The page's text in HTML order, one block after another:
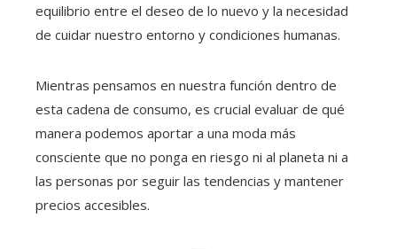
equilibrio entre el deseo de lo nuevo y la necesidad
de cuidar nuestro entorno y condiciones humanas.
Mientras pensamos en nuestra función dentro de
esta cadena de consumo, es crucial evaluar de qué
manera podemos aportar a una moda más
consciente que no ponga en riesgo ni al planeta ni a
las personas por seguir las tendencias y mantener
precios accesibles.